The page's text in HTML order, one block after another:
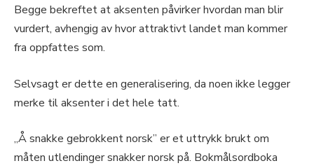
Begge bekreftet at aksenten påvirker hvordan man blir
vurdert, avhengig av hvor attraktivt landet man kommer
fra oppfattes som.
Selvsagt er dette en generalisering, da noen ikke legger
merke til aksenter i det hele tatt.
„Å snakke gebrokkent norsk” er et uttrykk brukt om
måten utlendinger snakker norsk på. Bokmålsordboka